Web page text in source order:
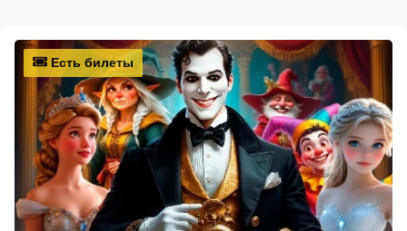
Есть билеты